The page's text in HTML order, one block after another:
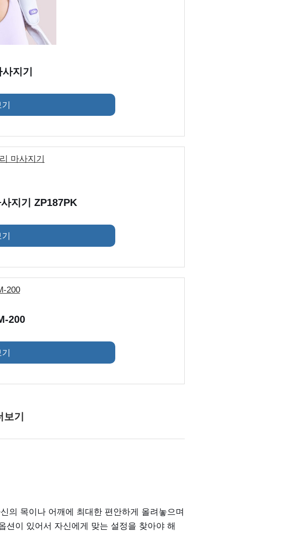
지기
지기 ZP187PK
200
보기
의 목이나 어깨에 최대한 편안하게 올려놓으며
션이 있어서 자신에게 맞는 설정을 찾아야 해